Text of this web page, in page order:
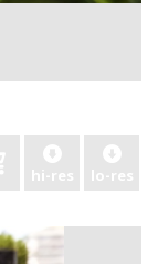
hi-res lo-res